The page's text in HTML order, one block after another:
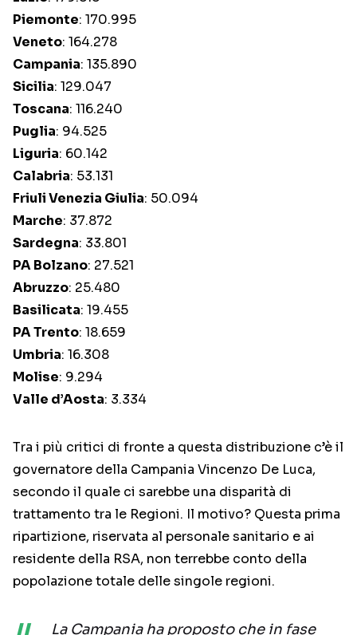
Piemonte: 170.995
Veneto: 164.278
Campania: 135.890
Sicilia: 129.047
Toscana: 116.240
Puglia: 94.525
Liguria: 60.142
Calabria: 53.131
Friuli Venezia Giulia: 50.094
Marche: 37.872
Sardegna: 33.801
PA Bolzano: 27.521
Abruzzo: 25.480
Basilicata: 19.455
PA Trento: 18.659
Umbria: 16.308
Molise: 9.294
Valle d’Aosta: 3.334
Tra i più critici di fronte a questa distribuzione c’è il
governatore della Campania Vincenzo De Luca,
secondo il quale ci sarebbe una disparità di
trattamento tra le Regioni. Il motivo? Questa prima
ripartizione, riservata al personale sanitario e ai
residente della RSA, non terrebbe conto della
popolazione totale delle singole regioni.
La Campania ha proposto che in fase